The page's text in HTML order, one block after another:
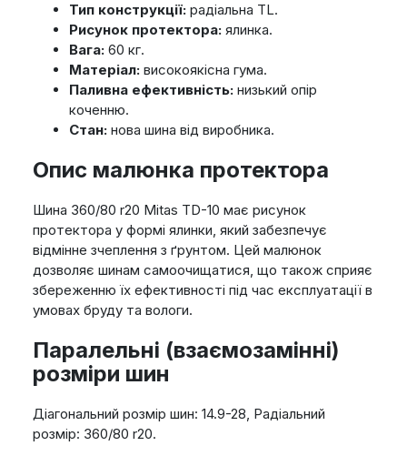
Тип конструкції:радіальна TL.
Рисунок протектора:ялинка.
Вага:60 кг.
Матеріал:високоякісна гума.
Паливна ефективність:низький опір
коченню.
Стан:нова шина від виробника.
Опис малюнка протектора
Шина 360/80 r20 Mitas TD-10 має рисунок
протектора у формі ялинки, який забезпечує
відмінне зчеплення з ґрунтом. Цей малюнок
дозволяє шинам самоочищатися, що також сприяє
збереженню їх ефективності під час експлуатації в
умовах бруду та вологи.
Паралельні (взаємозамінні)
розміри шин
Діагональний розмір шин: 14.9-28, Радіальний
розмір: 360/80 r20.